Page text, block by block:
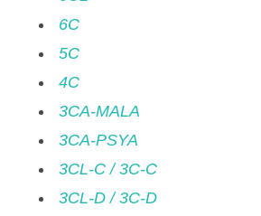
6C
5C
4C
3CA-MALA
3CA-PSYA
3CL-C / 3C-C
3CL-D / 3C-D